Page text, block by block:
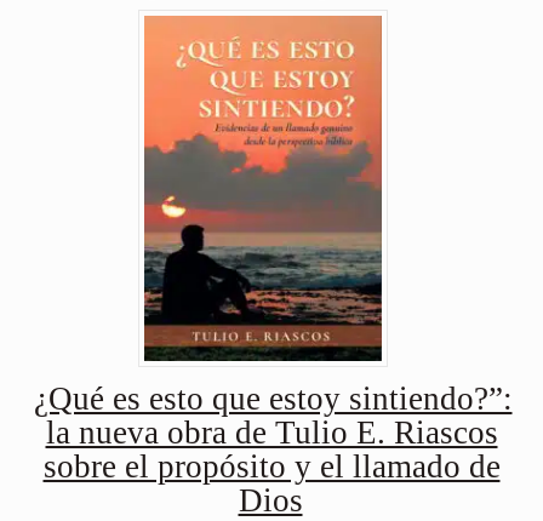
¿Qué es esto que estoy sintiendo?”:
la nueva obra de Tulio E. Riascos
sobre el propósito y el llamado de
Dios